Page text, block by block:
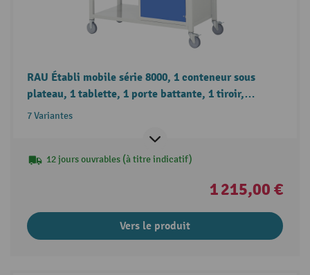
RAU Établi mobile série 8000, 1 conteneur sous
plateau, 1 tablette, 1 porte battante, 1 tiroir,
hauteur 880-1 080 mm
7 Variantes
12 jours ouvrables (à titre indicatif)
1 215,00 €
Vers le produit